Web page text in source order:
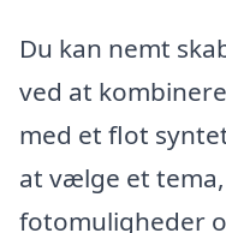
Du kan nemt
ved at
med et flot
at vælge et
fotomuligheder